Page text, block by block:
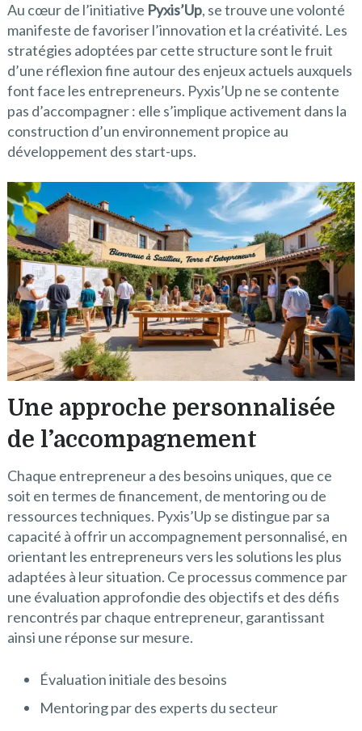
Au cœur de l’initiative Pyxis’Up, se trouve une volonté
manifeste de favoriser l’innovation et la créativité. Les
stratégies adoptées par cette structure sont le fruit
d’une réflexion fine autour des enjeux actuels auxquels
font face les entrepreneurs. Pyxis’Up ne se contente
pas d’accompagner : elle s’implique activement dans la
construction d’un environnement propice au
développement des start-ups.
Une approche personnalisée
de l’accompagnement
Chaque entrepreneur a des besoins uniques, que ce
soit en termes de financement, de mentoring ou de
ressources techniques. Pyxis’Up se distingue par sa
capacité à offrir un accompagnement personnalisé, en
orientant les entrepreneurs vers les solutions les plus
adaptées à leur situation. Ce processus commence par
une évaluation approfondie des objectifs et des défis
rencontrés par chaque entrepreneur, garantissant
ainsi une réponse sur mesure.
Évaluation initiale des besoins
Mentoring par des experts du secteur